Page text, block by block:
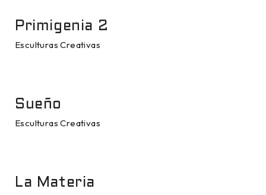
Primigenia 2
Esculturas Creativas
Sueño
Esculturas Creativas
La Materia